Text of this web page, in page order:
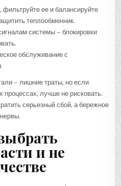
ее и балансируйте
теплообменник.
системы – блокировки
обслуживание с
– лишние траты, но если
процессах, лучше не рисковать.
серьезный сбой, а бережное
и не